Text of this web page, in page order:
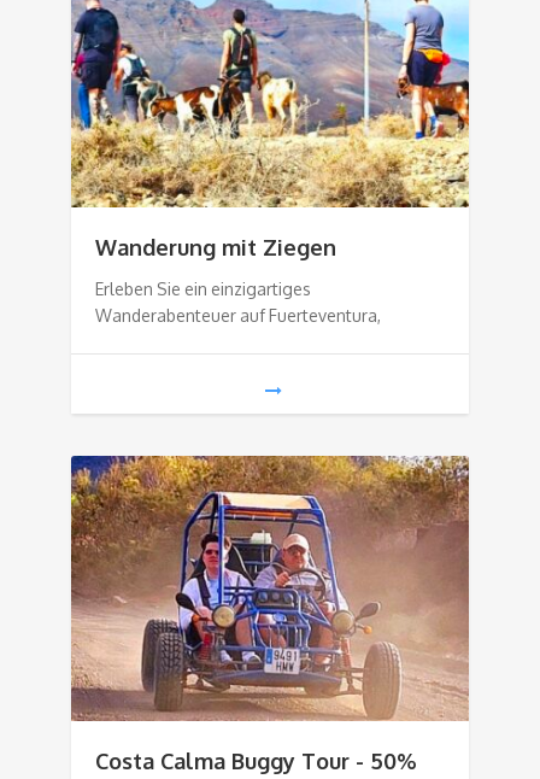
Wanderung mit Ziegen
Erleben Sie ein einzigartiges
Wanderabenteuer auf Fuerteventura,
Costa Calma Buggy Tour - 50%